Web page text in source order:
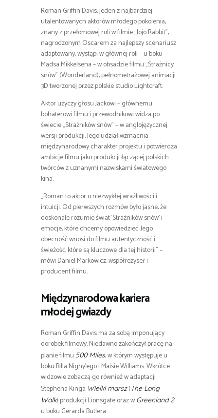
Roman Griffin Davis, jeden z najbardziej
utalentowanych aktorów młodego pokolenia,
znany z przełomowej roli w filmie „Jojo Rabbit”,
nagrodzonym Oscarem za najlepszy scenariusz
adaptowany, wystąpi w głównej roli – u boku
Madsa Mikkelsena – w obsadzie filmu „Strażnicy
snów” (Wonderland), pełnometrażowej animacji
3D tworzonej przez polskie studio Lightcraft.
Aktor użyczy głosu Jackowi – głównemu
bohaterowi filmu i przewodnikowi widza po
świecie „Strażników snów” – w anglojęzycznej
wersji produkcji. Jego udział wzmacnia
międzynarodowy charakter projektu i potwierdza
ambicje filmu jako produkcji łączącej polskich
twórców z uznanymi nazwiskami światowego
kina.
„Roman to aktor o niezwykłej wrażliwości i
intuicji. Od pierwszych rozmów było jasne, że
doskonale rozumie świat ‘Strażników snów’ i
emocje, które chcemy opowiedzieć. Jego
obecność wnosi do filmu autentyczność i
świeżość, które są kluczowe dla tej historii” –
mówi Daniel Markowicz, współreżyser i
producent filmu.
Międzynarodowa kariera
młodej gwiazdy
Roman Griffin Davis ma za sobą imponujący
dorobek filmowy. Niedawno zakończył pracę na
planie filmu 500 Miles, w którym występuje u
boku Billa Nighy’ego i Maisie Williams. Wkrótce
widzowie zobaczą go również w adaptacji
Stephena Kinga Wielki marsz( The Long
Walk) produkcji Lionsgate oraz w Greenland 2
u boku Gerarda Butlera.